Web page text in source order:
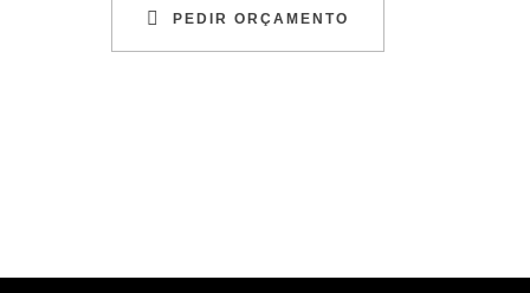
PEDIR ORÇAMENTO